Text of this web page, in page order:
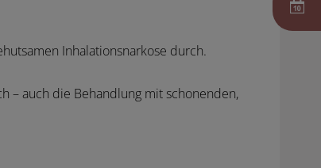
Inhalationsnarkose durch.
– auch die Behandlung mit schonenden,